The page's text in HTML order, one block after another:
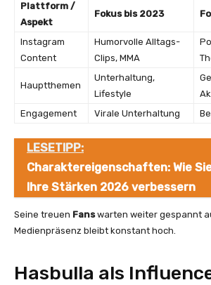
Plattform /
Aspekt
Fokus bis 2023
Instagram
Content
Humorvolle Alltags-
Clips, MMA
Hauptthemen
Unterhaltung,
Lifestyle
Engagement
Virale Unterhaltung
LESETIPP:
Charaktereigenschaften: Wie
Ihre Stärken 2026 verbessern
Seine treuen Fanswarten weiter gespannt
Medienpräsenz bleibt konstant hoch.
Hasbulla als